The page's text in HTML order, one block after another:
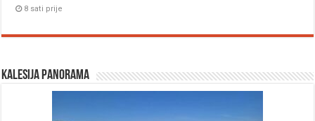
8 sati prije
Kalesija panorama